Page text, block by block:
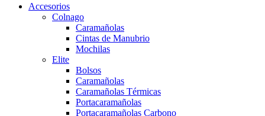
Accesorios
Colnago
Caramañolas
Cintas de Manubrio
Mochilas
Elite
Bolsos
Caramañolas
Caramañolas Térmicas
Portacaramañolas
Portacaramañolas Carbono